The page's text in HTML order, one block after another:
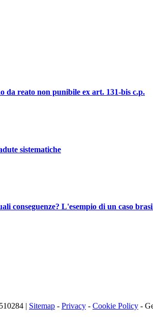
da reato non punibile ex art. 131-bis c.p.
sistematiche
conseguenze? L'esempio di un caso
| Sitemap - Privacy - Cookie Policy -